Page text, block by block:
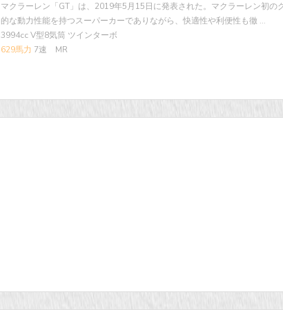
マクラーレン「GT」は、2019年5月15日に発表された。マクラーレン初の
的な動力性能を持つスーパーカーでありながら、快適性や利便性も徹 ...
3994cc V型8気筒 ツインターボ
629馬力 7速 MR